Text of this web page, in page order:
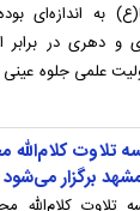
به اندازه‌ای
و دهری در برابر
علمی جلوه
تلاوت کلام‌الله
برگزار می‌شود